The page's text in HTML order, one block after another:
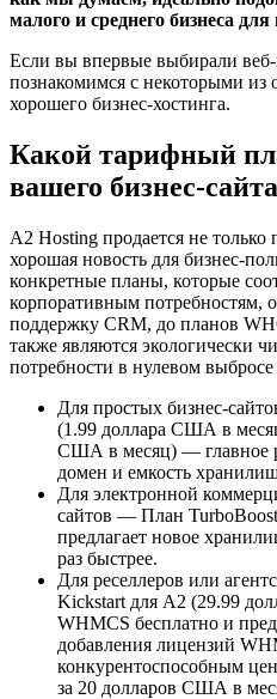
малого и среднего бизнеса для
Если вы впервые выбирали
познакомимся с некоторыми из
хорошего бизнес-хостинга.
Какой тарифный
вашего бизнес-
A2 Hosting продается не
хорошая новость для бизнес-
конкретные планы, которые
корпоративным потребностям,
поддержку CRM, до планов
также являются экологически
потребности в нулевом выбросе
Для простых бизнес-
(1.99 доллара США в
США в месяц) — главное
домен и емкость
Для электронной
сайтов — План
предлагает новое
раз быстрее.
Для реселлеров или
Kickstart для A2 (29.99
WHMCS бесплатно и
добавления лицензий
конкурентоспособным
за 20 долларов США в